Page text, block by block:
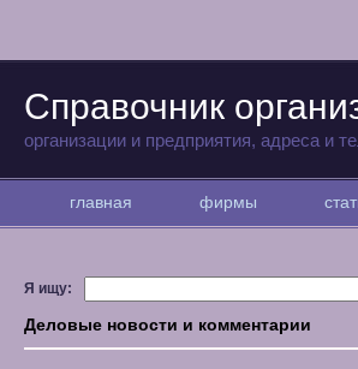
Справочник
организации и предприятия, адреса и
главная фирмы
Я ищу:
Деловые новости и комментарии